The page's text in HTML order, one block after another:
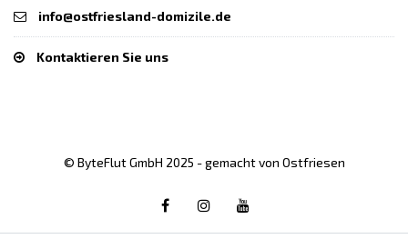
info@ostfriesland-domizile.de
Kontaktieren Sie uns
© ByteFlut GmbH 2025 - gemacht von Ostfriesen